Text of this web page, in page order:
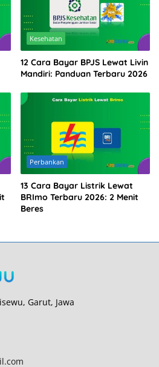
Kesehatan
12 Cara Bayar BPJS Lewat Livin
Mandiri: Panduan Terbaru 2026
Perbankan
13 Cara Bayar Listrik Lewat
BRImo Terbaru 2026: 2 Menit
Beres
Garut, Jawa